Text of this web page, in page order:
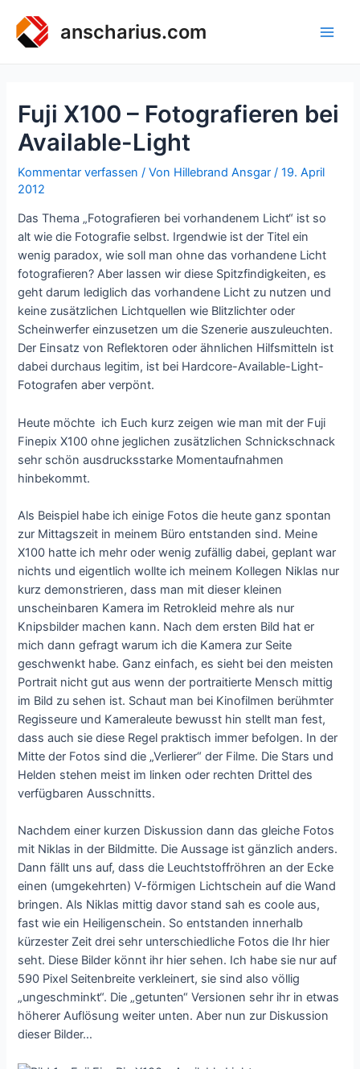
Inhalt
springen
anscharius.com
Fuji X100 – Fotografieren bei
Available-Light
Kommentar verfassen / Von Hillebrand Ansgar /19. April
2012
Das Thema „Fotografieren bei vorhandenem Licht“ ist so
alt wie die Fotografie selbst. Irgendwie ist der Titel ein
wenig paradox, wie soll man ohne das vorhandene Licht
fotografieren? Aber lassen wir diese Spitzfindigkeiten, es
geht darum lediglich das vorhandene Licht zu nutzen und
keine zusätzlichen Lichtquellen wie Blitzlichter oder
Scheinwerfer einzusetzen um die Szenerie auszuleuchten.
Der Einsatz von Reflektoren oder ähnlichen Hilfsmitteln ist
dabei durchaus legitim, ist bei Hardcore-Available-Light-
Fotografen aber verpönt.
Heute möchte ich Euch kurz zeigen wie man mit der Fuji
Finepix X100 ohne jeglichen zusätzlichen Schnickschnack
sehr schön ausdrucksstarke Momentaufnahmen
hinbekommt.
Als Beispiel habe ich einige Fotos die heute ganz spontan
zur Mittagszeit in meinem Büro entstanden sind. Meine
X100 hatte ich mehr oder wenig zufällig dabei, geplant war
nichts und eigentlich wollte ich meinem Kollegen Niklas nur
kurz demonstrieren, dass man mit dieser kleinen
unscheinbaren Kamera im Retrokleid mehre als nur
Knipsbilder machen kann. Nach dem ersten Bild hat er
mich dann gefragt warum ich die Kamera zur Seite
geschwenkt habe. Ganz einfach, es sieht bei den meisten
Portrait nicht gut aus wenn der portraitierte Mensch mittig
im Bild zu sehen ist. Schaut man bei Kinofilmen berühmter
Regisseure und Kameraleute bewusst hin stellt man fest,
dass auch sie diese Regel praktisch immer befolgen. In der
Mitte der Fotos sind die „Verlierer“ der Filme. Die Stars und
Helden stehen meist im linken oder rechten Drittel des
verfügbaren Ausschnitts.
Nachdem einer kurzen Diskussion dann das gleiche Fotos
mit Niklas in der Bildmitte. Die Aussage ist gänzlich anders.
Dann fällt uns auf, dass die Leuchtstoffröhren an der Ecke
einen (umgekehrten) V-förmigen Lichtschein auf die Wand
bringen. Als Niklas mittig davor stand sah es coole aus,
fast wie ein Heiligenschein. So entstanden innerhalb
kürzester Zeit drei sehr unterschiedliche Fotos die Ihr hier
seht. Diese Bilder könnt ihr hier sehen. Ich habe sie nur auf
590 Pixel Seitenbreite verkleinert, sie sind also völlig
„ungeschminkt“. Die „getunten“ Versionen sehr ihr in etwas
höherer Auflösung weiter unten. Aber nun zur Diskussion
dieser Bilder…